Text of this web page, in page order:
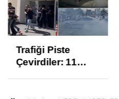
Trafiği Piste
Çevirdiler: 11